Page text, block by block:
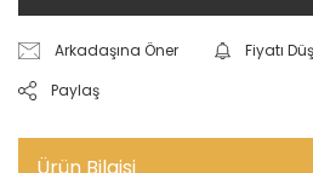
Arkadaşına Öner
Fiyatı
Paylaş